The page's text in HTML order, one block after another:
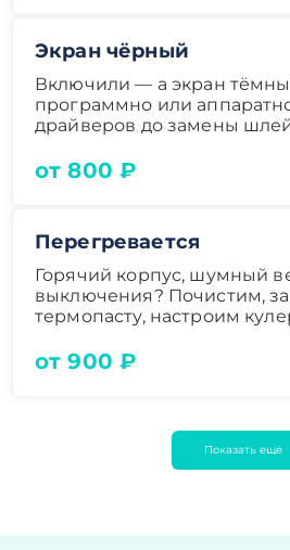
Экран чёрный
Включили — а экран
программно или
драйверов до замены
от 800 ₽
Перегревается
Горячий корпус, шумный
выключения? Почистим,
термопасту, настроим
от 900 ₽
Показать ещё